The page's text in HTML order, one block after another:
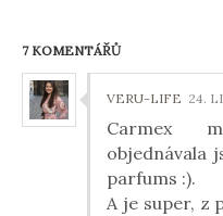
7 KOMENTÁŘŮ
VERU-LIFE 24.
Carmex
objednávala
parfums :).
A je super, z